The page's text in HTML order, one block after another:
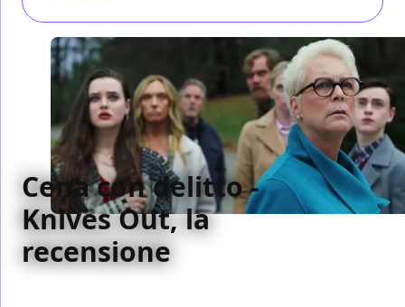
Cena con delitto -
Knives Out, la
recensione